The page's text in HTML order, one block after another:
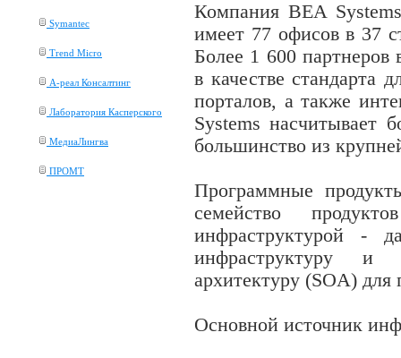
Symantec
Trend Micro
А-реал Консалтинг
Лаборатория Касперского
МедиаЛингва
ПРОМТ
Компания BEA Systems
имеет 77 офисов в 37
Более 1 600
в качестве стандарта
порталов, а также
Systems насчитывает
большинство из
Программные
семейство
инфраструктурой -
инфраструктуру и
архитектуру (SOA)
Основной источник